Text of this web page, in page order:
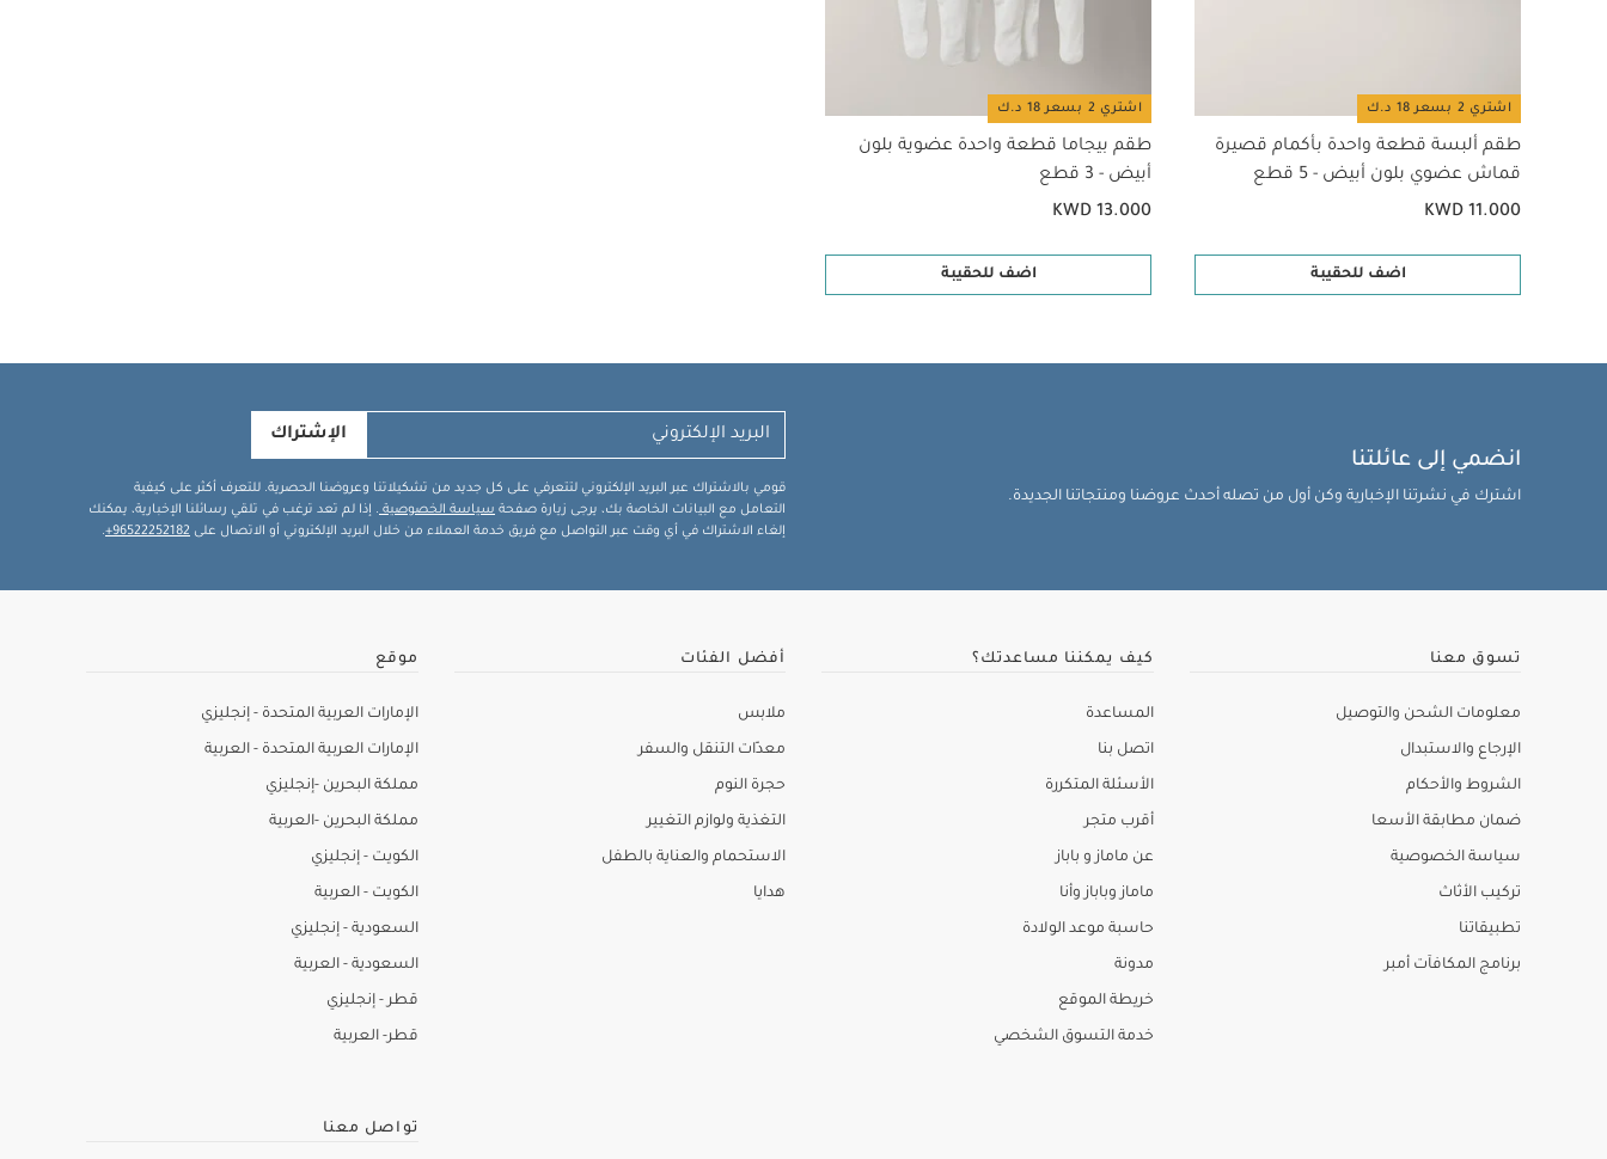
اشتري 2 بسعر 18 د.ك
طقم ألبسة قطعة واحدة بأكمام قصيرة
قماش عضوي بلون أبيض - 5 قطع
KWD 11.000
اضف للحقيبة
اشتري 2 بسعر 18 د.ك
طقم بيجاما قطعة واحدة عضوية بلون
أبيض - 3 قطع
KWD 13.000
اضف للحقيبة
انضمي إلى عائلتنا
اشترك في نشرتنا الإخبارية وكن أول من تصله أحدث عروضنا ومنتجاتنا الجديدة.
الإشتراك
قومي بالاشتراك عبر البريد الإلكتروني لتتعرفي على كل جديد من تشكيلاتنا وعروضنا الحصرية. للتعرف أكثر على كيفية
التعامل مع البيانات الخاصة بك، يرجى زيارة صفحة سياسة الخصوصية . إذا لم تعد ترغب في تلقي رسائلنا الإخبارية، يمكنك
إلغاء الاشتراك في أي وقت عبر التواصل مع فريق خدمة العملاء من خلال البريد الإلكتروني أو الاتصال على 96522252182+
.
تسوق معنا
معلومات الشحن والتوصيل
الإرجاع والاستبدال
الشروط والأحكام
ضمان مطابقة الأسعا
سياسة الخصوصية
تركيب الأثاث
تطبيقاتنا
برنامج المكافآت أمبر
كيف يمكننا مساعدتك؟
المساعدة
اتصل بنا
الأسئلة المتكررة
أقرب متجر
عن ماماز و باباز
ماماز وباباز وأنا
حاسبة موعد الولادة
مدونة
خريطة الموقع
خدمة التسوق الشخصي
أفضل الفئات
ملابس
معدّات التنقل والسفر
حجرة النوم
التغذية ولوازم التغيير
الاستحمام والعناية بالطفل
هدايا
موقع
الإمارات العربية المتحدة - إنجليزي
الإمارات العربية المتحدة - العربية
مملكة البحرين -إنجليزي
مملكة البحرين -العربية
الكويت - إنجليزي
الكويت - العربية
السعودية - إنجليزي
السعودية - العربية
قطر - إنجليزي
قطر- العربية
تواصل معنا